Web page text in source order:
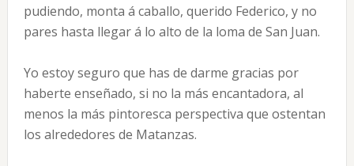
pudiendo, monta á caballo, querido Federico, y no
pares hasta llegar á lo alto de la loma de San Juan.
Yo estoy seguro que has de darme gracias por
haberte enseñado, si no la más encantadora, al
menos la más pintoresca perspectiva que ostentan
los alrededores de Matanzas.